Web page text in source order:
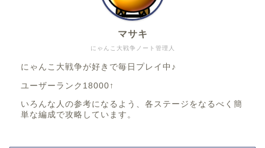
にゃんこ大戦争ノート管理人
マサキ
にゃんこ大戦争が好きで毎日プレイ中♪
ユーザーランク18000↑
いろんな人の参考になるよう、各ステージをなるべく簡
単な編成で攻略しています。